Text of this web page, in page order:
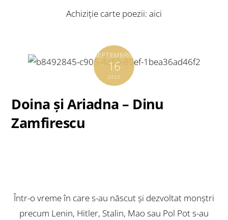
Achiziție carte poezii: aici
SEPTEMBRIE
16
2020
Doina şi Ariadna – Dinu
Zamfirescu
Într-o vreme în care s-au născut şi dezvoltat monştri
precum Lenin, Hitler, Stalin, Mao sau Pol Pot s-au